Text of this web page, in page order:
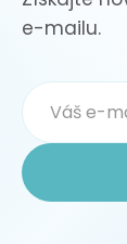
e-mailu.